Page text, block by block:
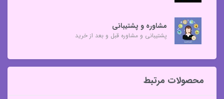
مشاوره و پشتیبانی
پشتیبانی و مشاوره قبل و بعد از خرید
محصولات مرتبط